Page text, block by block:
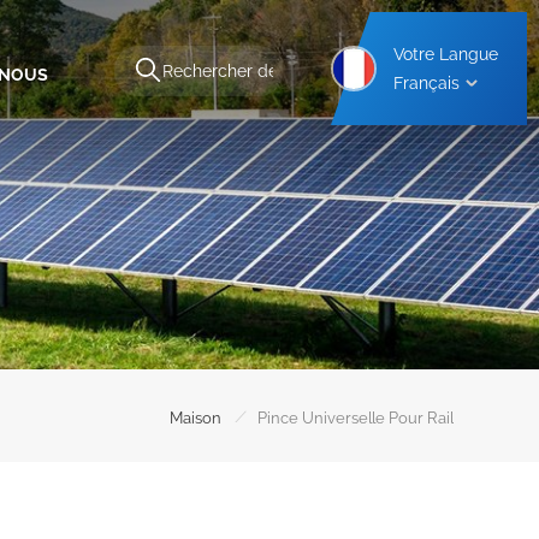
Votre Langue
Français
Maison / Pince Universelle Pour Rail